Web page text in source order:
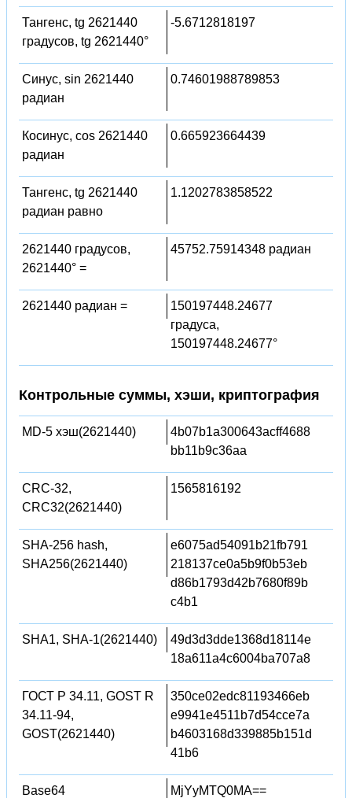
Тангенс, tg 2621440
градусов, tg 2621440°
-5.6712818197
Синус, sin 2621440
радиан
0.74601988789853
Косинус, cos 2621440
радиан
0.665923664439
Тангенс, tg 2621440
радиан равно
1.1202783858522
2621440 градусов,
2621440° =
45752.75914348 радиан
2621440 радиан =
150197448.24677
градуса,
150197448.24677°
Контрольные суммы, хэши, криптография
MD-5 хэш(2621440)
4b07b1a300643acff4688
bb11b9c36aa
CRC-32,
CRC32(2621440)
1565816192
SHA-256 hash,
SHA256(2621440)
e6075ad54091b21fb791
218137ce0a5b9f0b53eb
d86b1793d42b7680f89b
c4b1
SHA1, SHA-1(2621440)
49d3d3dde1368d18114e
18a611a4c6004ba707a8
ГОСТ Р 34.11, GOST R
34.11-94,
GOST(2621440)
350ce02edc81193466eb
e9941e4511b7d54cce7a
b4603168d339885b151d
41b6
Base64 MjYyMTQ0MA==